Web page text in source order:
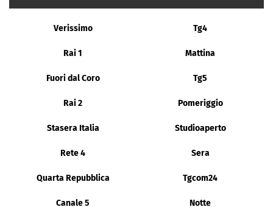
Verissimo Tg4
Rai 1 Mattina
Fuori dal Coro Tg5
Rai 2 Pomeriggio
Stasera Italia Studioaperto
Rete 4 Sera
Quarta Repubblica Tgcom24
Canale 5 Notte